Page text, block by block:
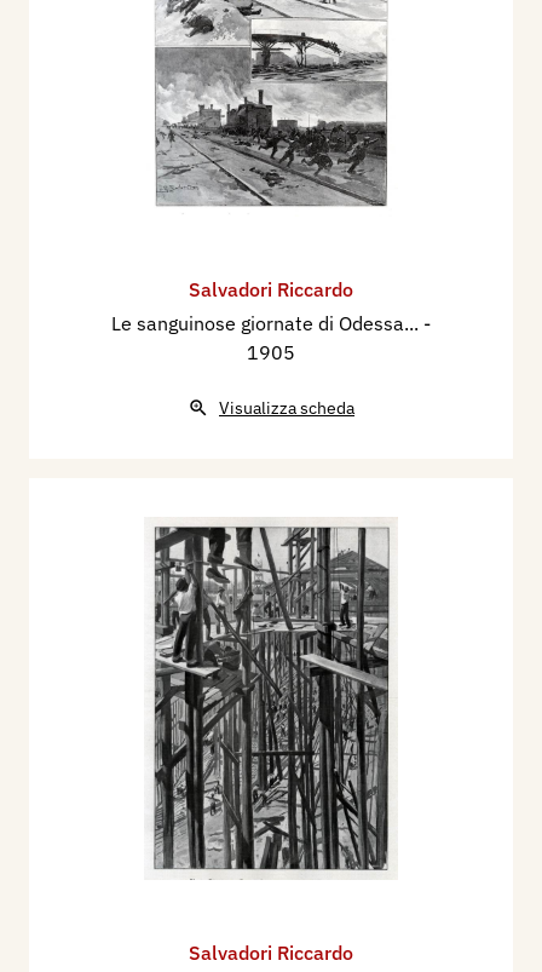
Salvadori Riccardo
Le sanguinose giornate di Odessa... -
1905
Visualizza scheda
Salvadori Riccardo